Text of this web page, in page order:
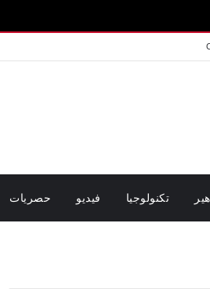
تكنولوجيا فيديو حصريات